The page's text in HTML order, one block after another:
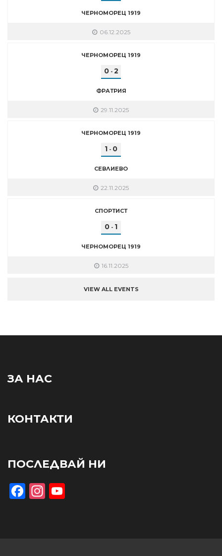
ЧЕРНОМОРЕЦ 1919
06.12.2025
ЧЕРНОМОРЕЦ 1919
0- 2
ФРАТРИЯ
29.11.2025
ЧЕРНОМОРЕЦ 1919
1 - 0
СЕВЛИЕВО
22.11.2025
СПОРТИСТ
0 - 1
ЧЕРНОМОРЕЦ 1919
16.11.2025
VIEW ALL EVENTS
ЗА НАС
КОНТАКТИ
ПОСЛЕДВАЙ НИ
Facebook
Instagram